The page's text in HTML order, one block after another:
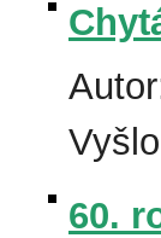
60.